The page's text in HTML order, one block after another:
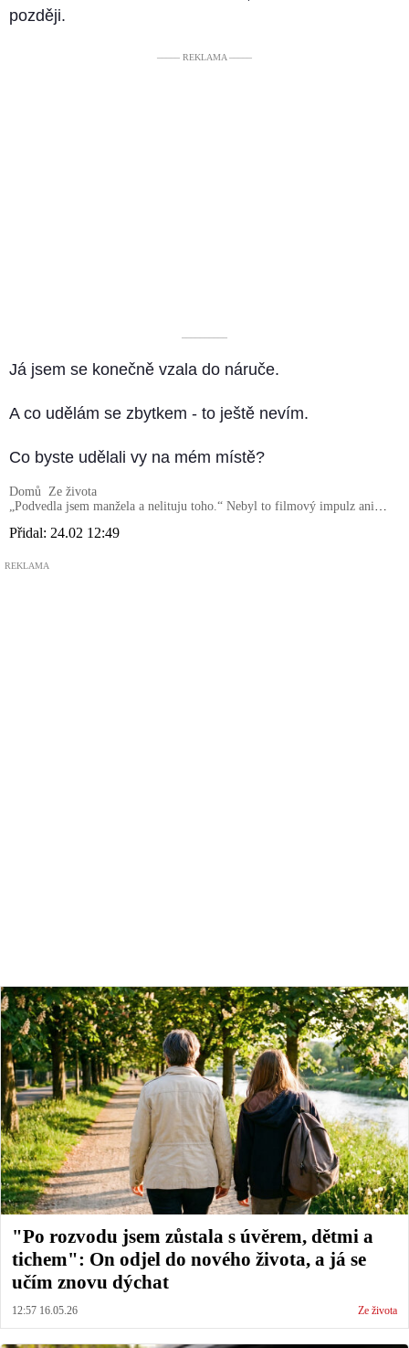
později.
––––– REKLAMA –––––
––––––––––
Já jsem se konečně vzala do náruče.
A co udělám se zbytkem - to ještě nevím.
Co byste udělali vy na mém místě?
Domů
Ze života
„Podvedla jsem manžela a nelituju toho.“ Nebyl to filmový impulz ani
každodennosti, mezi nákupem a praním, v životě tak uspořádaném, až z
Přidal: 24.02 12:49
REKLAMA
"Po rozvodu jsem zůstala s úvěrem, dětmi a
tichem": On odjel do nového života, a já se
učím znovu dýchat
12:57 16.05.26 Ze života